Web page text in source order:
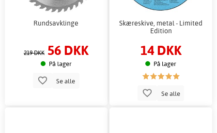
Rundsavklinge
219 DKK 56 DKK
På lager
Se alle
Skæreskive, metal - Limited
Edition
14 DKK
På lager
Se alle